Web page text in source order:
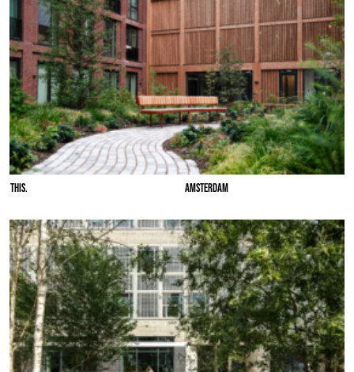
THIS. AMSTERDAM